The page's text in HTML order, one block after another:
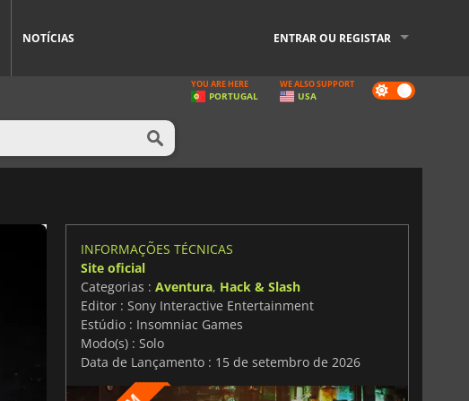
NOTÍCIAS ENTRAR OU REGISTAR
Dark
mode
YOU ARE HERE
PORTUGAL
WE ALSO SUPPORT
USA
INFORMAÇÕES TÉCNICAS
Site oficial
Categorias : Aventura, Hack & Slash
Editor : Sony Interactive Entertainment
Estúdio : Insomniac Games
Modo(s) : Solo
Data de Lançamento : 15 de setembro de 2026